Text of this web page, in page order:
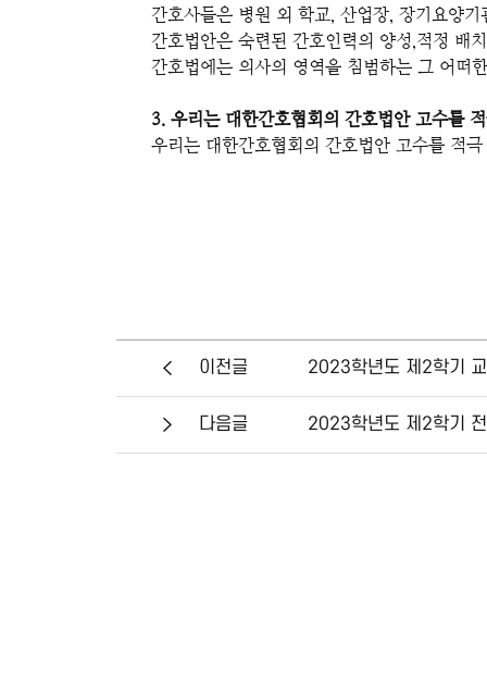
간호사들은 병원 외 학교 산업장, 장기요양
간호법안은 숙련된 간호인력의 양성 적정 배
간호법에는 의사의 영역을 침범하는 그 어떠
3. 우리는 대한간호협회의 간호법안 고수를
우리는 대한간호협회의 간호법안 고수를 적
이전글 2023학년도 제2학기
다음글 2023학년도 제2학기